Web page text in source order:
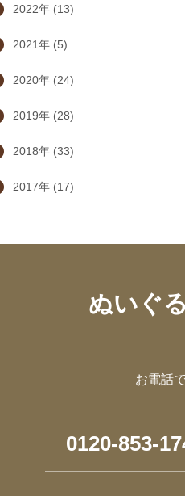
2022年 (13)
2021年 (5)
2020年 (24)
2019年 (28)
2018年 (33)
2017年 (17)
ぬいぐ
お電話
0120-853-